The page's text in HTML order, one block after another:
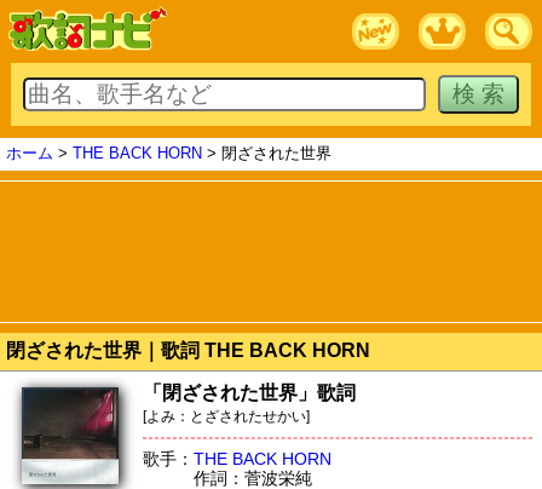
ホーム > THE BACK HORN > 閉ざされた世界
閉ざされた世界｜歌詞 THE BACK HORN
「閉ざされた世界」歌詞
[よみ：とざされたせかい]
歌手： THE BACK HORN
作詞：菅波栄純